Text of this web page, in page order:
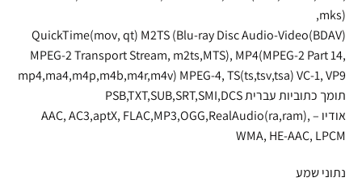
mks),
QuickTime(mov, qt) M2TS (Blu-ray Disc Audio-Video(BDAV)
MPEG-2 Transport Stream, m2ts,MTS), MP4(MPEG-2 Part 14,
mp4,ma4,m4p,m4b,m4r,m4v) MPEG-4, TS(ts,tsv,tsa) VC-1, VP9
תומך כתוביות עברית PSB,TXT,SUB,SRT,SMI,DCS
אודיו – AAC, AC3,aptX, FLAC,MP3,OGG,RealAudio(ra,ram),
WMA, HE-AAC, LPCM
נתוני שמע